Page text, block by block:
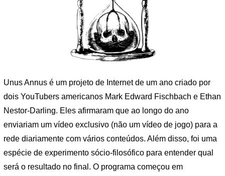
Unus Annus é um projeto de Internet de um ano criado por
dois YouTubers americanos Mark Edward Fischbach e Ethan
Nestor-Darling. Eles afirmaram que ao longo do ano
enviariam um vídeo exclusivo (não um vídeo de jogo) para a
rede diariamente com vários conteúdos. Além disso, foi uma
espécie de experimento sócio-filosófico para entender qual
será o resultado no final. O programa começou em